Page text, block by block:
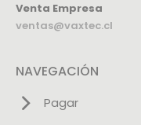
Venta Empresa
ventas@vaxtec.cl
NAVEGACIÓN
Pagar